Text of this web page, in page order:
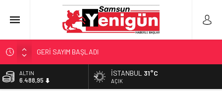
GERİ SAYIM BAŞLADI
SAMSUNSPOR’DA HEDEF 5’İNCİLİK!
‘BAFRA’YA YATIRIM YAPIN!’
ALTIN
6.488,95
İSTANBUL 31°C
AÇIK